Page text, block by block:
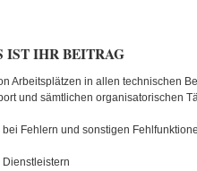
IST IHR BEITRAG
Arbeitsplätzen in allen technischen
und sämtlichen organisatorischen
Fehlern und sonstigen